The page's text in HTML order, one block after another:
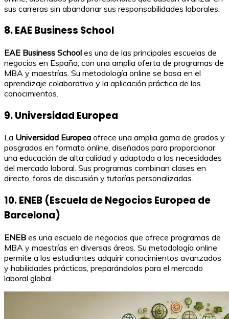
sus carreras sin abandonar sus responsabilidades laborales.
8. EAE Business School
EAE Business School es una de las principales escuelas de
negocios en España, con una amplia oferta de programas de
MBA y maestrías. Su metodología online se basa en el
aprendizaje colaborativo y la aplicación práctica de los
conocimientos.
9. Universidad Europea
La Universidad Europea ofrece una amplia gama de grados y
posgrados en formato online, diseñados para proporcionar
una educación de alta calidad y adaptada a las necesidades
del mercado laboral. Sus programas combinan clases en
directo, foros de discusión y tutorías personalizadas.
10. ENEB (Escuela de Negocios Europea de
Barcelona)
ENEB es una escuela de negocios que ofrece programas de
MBA y maestrías en diversas áreas. Su metodología online
permite a los estudiantes adquirir conocimientos avanzados
y habilidades prácticas, preparándolos para el mercado
laboral global.